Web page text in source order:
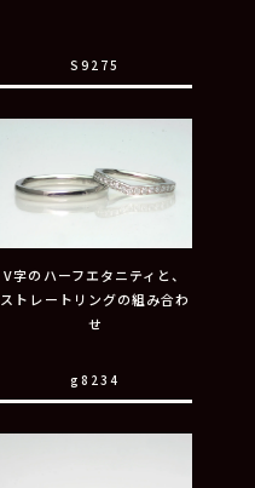
S9275
V字のハーフエタニティと、
ストレートリングの組み合わ
せ
g8234